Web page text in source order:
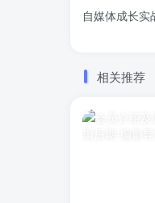
自媒体成长
相关推荐